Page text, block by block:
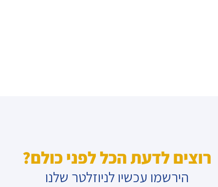
רוצים לדעת הכל לפני כולם?
הירשמו עכשיו לניוזלטר שלנו